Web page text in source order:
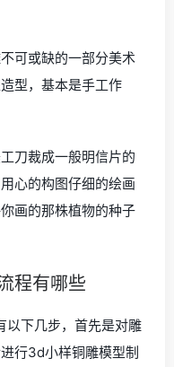
可或缺的一部分美术
型，基本是手工作
刀裁成一般明信片的
心的构图仔细的绘画
画的那株植物的种子
程有哪些
以下几步，首先是对雕
行3d小样铜雕模型制